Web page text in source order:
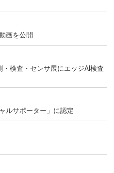
画を公開
検査・センサ展にエッジAI検査
ルサポーター」に認定